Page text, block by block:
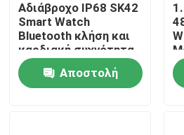
Σπίτι
Προϊόντα
Αδιάβροχο IP68 SK42
Smart Watch
Bluetooth κλήση και
καρδιακή συχνότητα
Παρακολούθηση
οξυγόνου αίματος
Αποστολή